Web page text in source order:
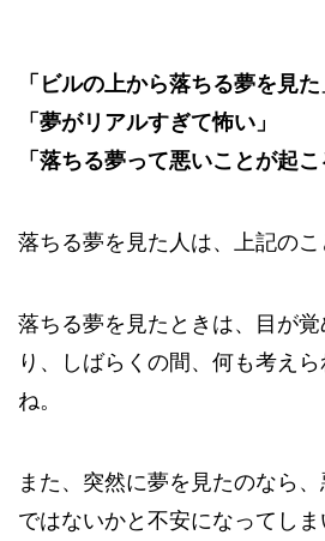
「ビルの上から落ちる夢を見た
「夢がリアルすぎて怖い」
「落ちる夢って悪いことが起こ
落ちる夢を見た人は、上記のこ
落ちる夢を見たときは、目が
り、しばらくの間、何も考え
ね。
また、突然に夢を見たのなら
ではないかと不安になってしま